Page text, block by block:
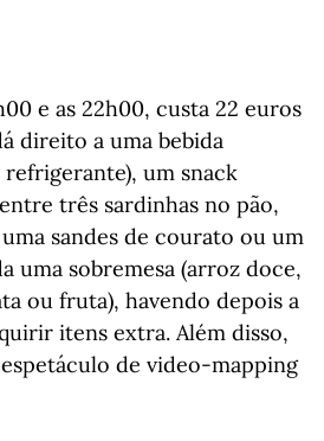
e as 22h00, custa 22 euros
direito a uma bebida
refrigerante), um snack
três sardinhas no pão,
sandes de courato ou um
uma sobremesa (arroz doce,
ou fruta), havendo depois a
itens extra. Além disso,
de video-mapping